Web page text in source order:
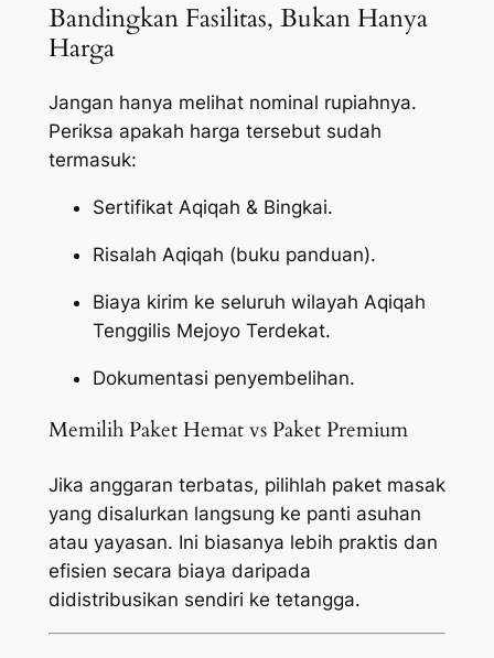
Bandingkan Fasilitas, Bukan Hanya
Harga
Jangan hanya melihat nominal rupiahnya.
Periksa apakah harga tersebut sudah
termasuk:
Sertifikat Aqiqah & Bingkai.
Risalah Aqiqah (buku panduan).
Biaya kirim ke seluruh wilayah Aqiqah
Tenggilis Mejoyo Terdekat.
Dokumentasi penyembelihan.
Memilih Paket Hemat vs Paket Premium
Jika anggaran terbatas, pilihlah paket masak
yang disalurkan langsung ke panti asuhan
atau yayasan. Ini biasanya lebih praktis dan
efisien secara biaya daripada
didistribusikan sendiri ke tetangga.